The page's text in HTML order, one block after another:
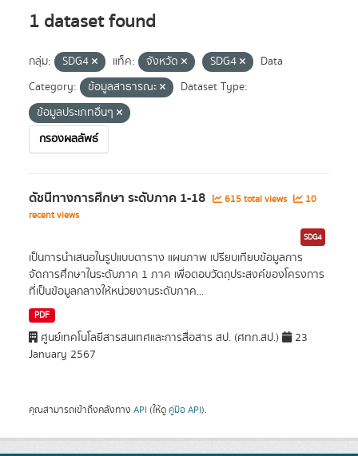
1 dataset found
กลุ่ม: SDG4 แท็ค: จังหวัด SDG4
Data
Category:
ข้อมูลสาธารณะ
Dataset Type:
ข้อมูลประเภทอื่นๆ
กรองผลลัพธ์
ดัชนีทางการศึกษา ระดับภาค 1-18 615 total views
10
recent views
SDG4
เป็นการนำเสนอในรูปแบบตาราง แผนภาพ เปรียบเทียบข้อมูลการ
จัดการศึกษาในระดับภาค 1 ภาค เพื่อตอบวัตถุประสงค์ของโครงการ
ที่เป็นข้อมูลกลางให้หน่วยงานระดับภาค...
PDF
ศูนย์เทคโนโลยีสารสนเทศและการสื่อสาร สป. (ศทก.สป.)
23
January 2567
คุณสามารถเข้าถึงคลังทาง API (ให้ดู คู่มือ API).